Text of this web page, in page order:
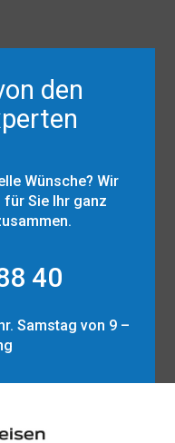
den
Wünsche? Wir
für Sie Ihr ganz
40
Samstag von 9 –